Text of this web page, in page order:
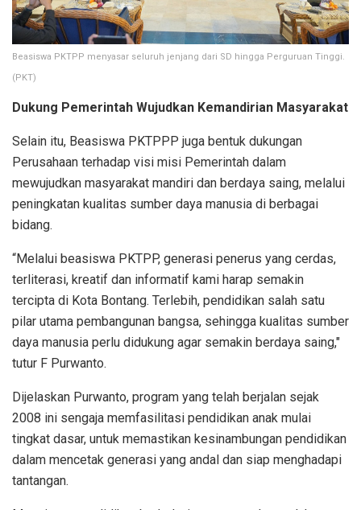
Beasiswa PKTPP menyasar seluruh jenjang dari SD hingga Perguruan Tinggi.
(PKT)
Dukung Pemerintah Wujudkan Kemandirian Masyarakat
Selain itu, Beasiswa PKTPPP juga bentuk dukungan
Perusahaan terhadap visi misi Pemerintah dalam
mewujudkan masyarakat mandiri dan berdaya saing, melalui
peningkatan kualitas sumber daya manusia di berbagai
bidang.
“Melalui beasiswa PKTPP, generasi penerus yang cerdas,
terliterasi, kreatif dan informatif kami harap semakin
tercipta di Kota Bontang. Terlebih, pendidikan salah satu
pilar utama pembangunan bangsa, sehingga kualitas sumber
daya manusia perlu didukung agar semakin berdaya saing,"
tutur F Purwanto.
Dijelaskan Purwanto, program yang telah berjalan sejak
2008 ini sengaja memfasilitasi pendidikan anak mulai
tingkat dasar, untuk memastikan kesinambungan pendidikan
dalam mencetak generasi yang andal dan siap menghadapi
tantangan.